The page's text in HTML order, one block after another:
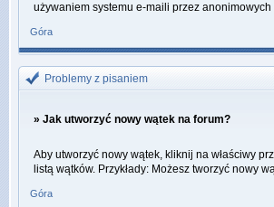
używaniem systemu e-maili przez anonimowych
Góra
Problemy z pisaniem
» Jak utworzyć nowy wątek na forum?
Aby utworzyć nowy wątek, kliknij na właściwy
listą wątków. Przykłady: Możesz tworzyć nowy
Góra